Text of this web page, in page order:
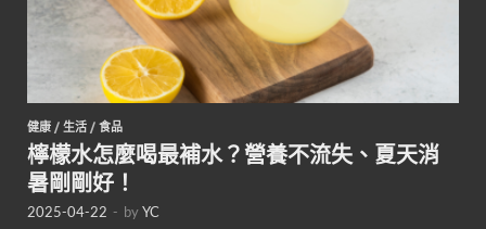
健康 / 生活 / 食品
檸檬水怎麼喝最補水？營養不流失、夏天消
暑剛剛好！
2025-04-22 - byYC